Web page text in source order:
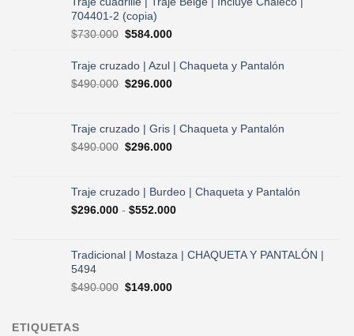
704401-2 (copia)
$730.000 El
original
era:
$730.000.
$584.000El
actual
es:
Traje cruzado | Azul | Chaqueta y Pantalón
$490.000 El
era:
$490.000.
$296.000El
es:
Traje cruzado | Gris | Chaqueta y Pantalón
$490.000 El
era:
$490.000.
$296.000El
es:
Traje cruzado | Burdeo | Chaqueta y Pantalón
$296.000 - $552.000Rango
desde
Tradicional | Mostaza | CHAQUETA Y PANTALÓN |
5494
$490.000 El
$149.000El
ETIQUETAS